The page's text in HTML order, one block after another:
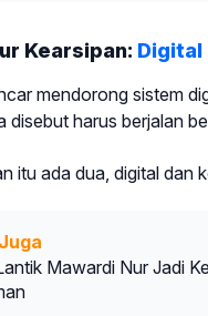
Kearsipan: Digital
mendorong sistem
disebut harus berjalan
itu ada dua, digital dan
Mawardi Nur Jadi